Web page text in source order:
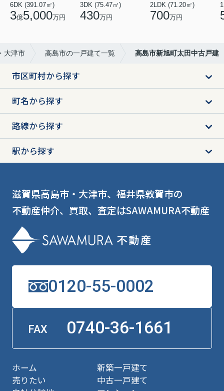
6DK (391.07㎡)
3億5,000万円
3DK (75.47㎡)
430万円
2LDK (71.20㎡)
700万円
大津市 高島市の一戸建て一覧 高島市新旭町太田中古戸建
市区町村から探す
町名から探す
路線から探す
駅から探す
滋賀県高島市・大津市、福井県敦賀市の
不動産仲介、買取、査定はSAWAMURA不動産
0120-55-0002
FAX 0740-36-1661
ホーム
売りたい
新築一戸建て
中古一戸建て